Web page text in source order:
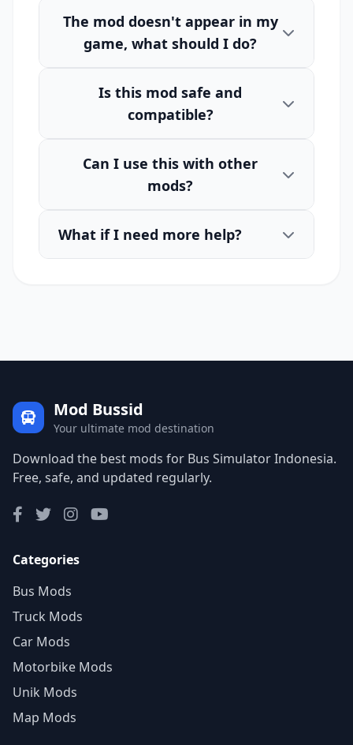
The mod doesn't appear in my
game, what should I do?
Is this mod safe and
compatible?
Can I use this with other
mods?
What if I need more help?
Mod Bussid
Your ultimate mod destination
Download the best mods for Bus Simulator Indonesia.
Free, safe, and updated regularly.
Categories
Bus Mods
Truck Mods
Car Mods
Motorbike Mods
Unik Mods
Map Mods